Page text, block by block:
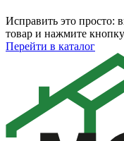
Исправить это просто:
товар и нажмите
Перейти в каталог